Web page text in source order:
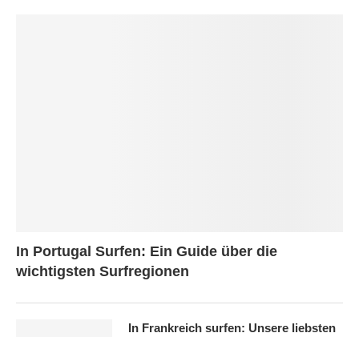
In Portugal Surfen: Ein Guide über die
wichtigsten Surfregionen
In Frankreich surfen: Unsere liebsten